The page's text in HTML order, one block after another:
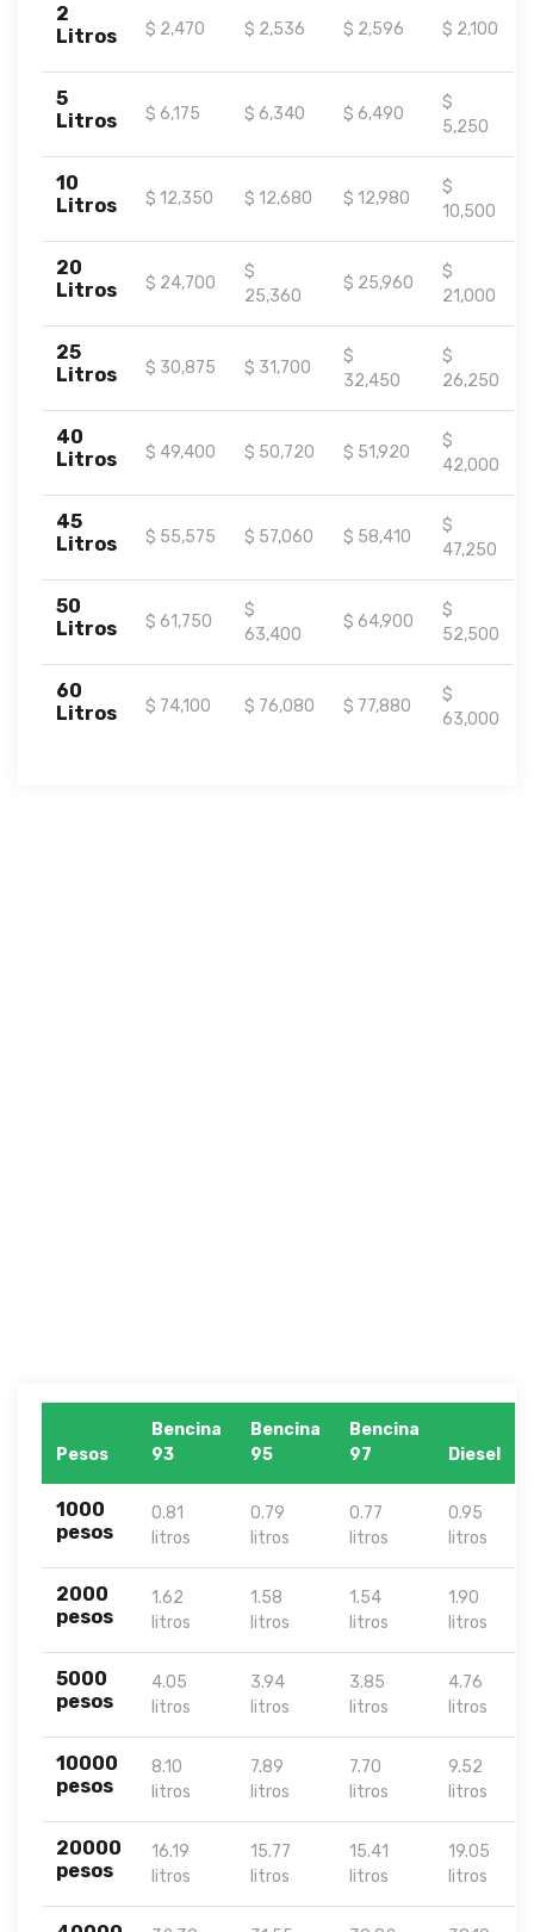
2
Litros
$ 2,470 $ 2,536 $ 2,596 $ 2,100
5
Litros
$ 6,175 $ 6,340 $ 6,490
$
5,250
10
Litros
$ 12,350 $ 12,680 $ 12,980
$
10,500
20
Litros
$ 24,700
$
25,360
$ 25,960
$
21,000
25
Litros
$ 30,875 $ 31,700
$
32,450
$
26,250
40
Litros
$ 49,400 $ 50,720 $ 51,920
$
42,000
45
Litros
$ 55,575 $ 57,060 $ 58,410
$
47,250
50
Litros
$ 61,750
$
63,400
$ 64,900
$
52,500
60
Litros
$ 74,100 $ 76,080 $ 77,880
$
63,000
Pesos
Bencina
93
Bencina
95
Bencina
97
Diesel
1000
pesos
0.81
litros
0.79
litros
0.77
litros
0.95
litros
2000
pesos
1.62
litros
1.58
litros
1.54
litros
1.90
litros
5000
pesos
4.05
litros
3.94
litros
3.85
litros
4.76
litros
10000
pesos
8.10
litros
7.89
litros
7.70
litros
9.52
litros
20000
pesos
16.19
litros
15.77
litros
15.41
litros
19.05
litros